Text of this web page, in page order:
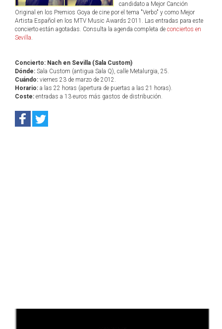
candidato a Mejor Canción
Original en los Premios Goya de cine por el tema "Verbo" y como Mejor
Artista Español en los MTV Music Awards 2011. Las entradas para este
concierto están agotadas. Consulta la agenda completa de conciertos en
Sevilla.
Concierto: Nach en Sevilla (Sala Custom)
Dónde: Sala Custom (antigua Sala Q), calle Metalurgia, 25.
Cuándo: viernes 23 de marzo de 2012.
Horario: a las 22 horas (apertura de puertas a las 21 horas).
Coste: entradas a 13 euros más gastos de distribución.